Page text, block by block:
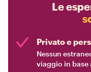
Le
Privato e
Nessun
viaggio in base